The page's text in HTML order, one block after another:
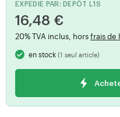
EXPÉDIÉ PAR: DÉPÔT L1S
16,48 €
20% TVA inclus, horsfrais de
en stock(1 seul article)